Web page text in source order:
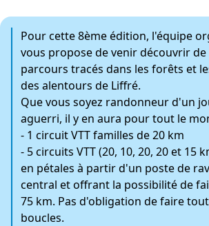
Pour cette 8ème édition, l'équipe
vous propose de venir découvrir
parcours tracés dans les forêts et
des alentours de Liffré.
Que vous soyez randonneur d'un
aguerri, il y en aura pour tout le
- 1 circuit VTT familles de 20 km
- 5 circuits VTT (20, 10, 20, 20 et 15
en pétales à partir d'un poste de
central et offrant la possibilité de
75 km. Pas d'obligation de faire
boucles.